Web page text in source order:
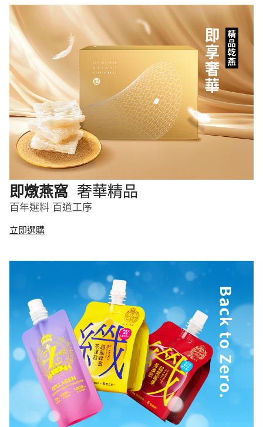
即燉燕窩 奢華精品
百年選料 百道工序
立即選購